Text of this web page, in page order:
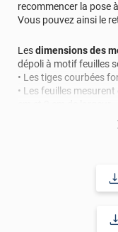
*****
Il y a
mesures ont été
*****
Il y a
Tout en gardant la
Il y a
posées debout sur
pulverisation est
œuvre beaucoup
Résultat
recommencer la pose
Vous pouvez ainsi le
Lesdimensions des
dépoli à motif feuilles
• Les tiges courbées
• Les feuilles
Référence produit :